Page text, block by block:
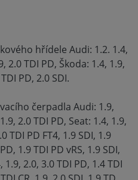
hřídele Audi: 1.2. 1.4,
2.0 TDI PD, Škoda: 1.4, 1.9,
PD, 2.0 SDI.
čerpadla Audi: 1.9,
2.0 TDI PD, Seat: 1.4, 1.9,
TDI PD FT4, 1.9 SDI, 1.9
1.9 TDI PD vRS, 1.9 SDI,
1.9, 2.0, 3.0 TDI PD, 1.4 TDI